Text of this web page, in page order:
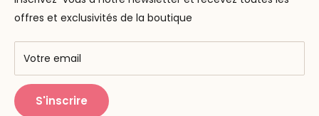
F.A.Q
Nos marques
Centres de formation
Public Montessori
offres et exclusivités de la boutique
Votre email
S'inscrire